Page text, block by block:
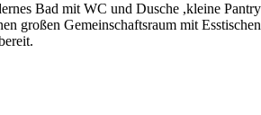
Bad mit WC und Dusche ,kleine
großen Gemeinschaftsraum mit